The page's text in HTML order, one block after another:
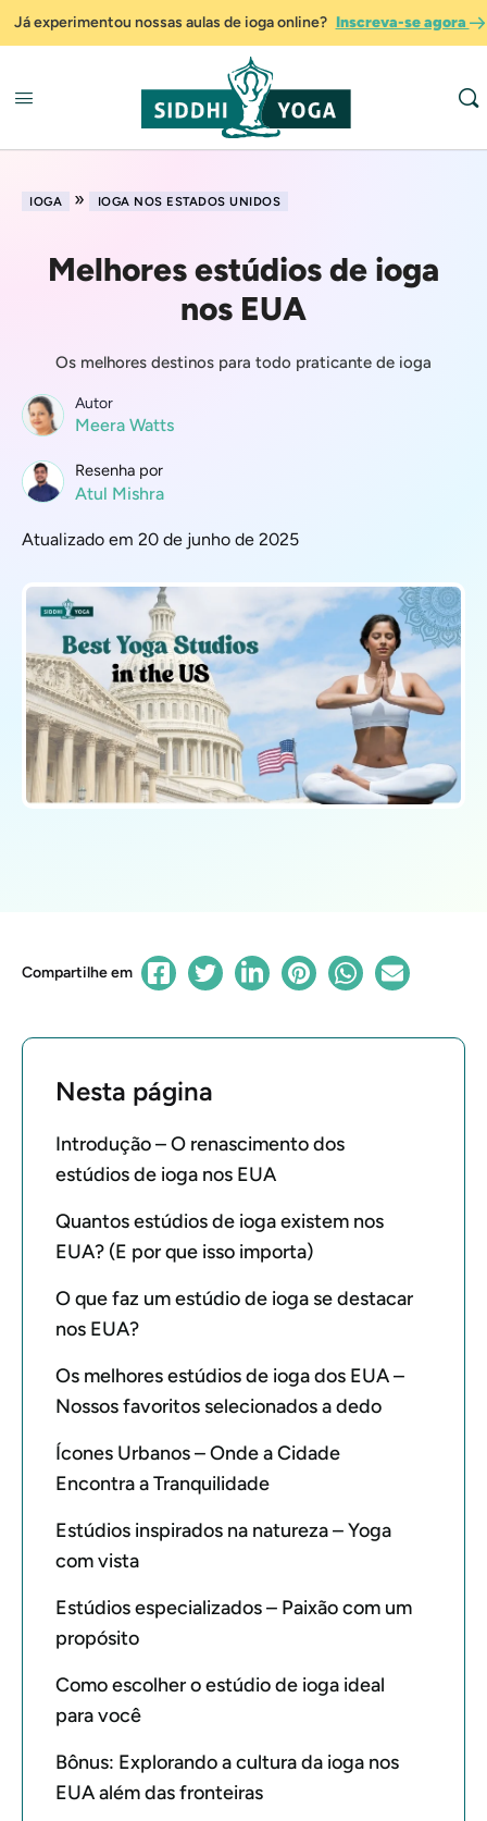
Já experimentou nossas aulas de ioga online? Inscreva-se agora
IOGA » IOGA NOS ESTADOS UNIDOS
Melhores estúdios de ioga
nos EUA
Os melhores destinos para todo praticante de ioga
Autor
Meera Watts
Resenha por
Atul Mishra
Atualizado em 20 de junho de 2025
Compartilhe em
Nesta página
Introdução – O renascimento dos
estúdios de ioga nos EUA
Quantos estúdios de ioga existem nos
EUA? (E por que isso importa)
O que faz um estúdio de ioga se destacar
nos EUA?
Os melhores estúdios de ioga dos EUA –
Nossos favoritos selecionados a dedo
Ícones Urbanos – Onde a Cidade
Encontra a Tranquilidade
Estúdios inspirados na natureza – Yoga
com vista
Estúdios especializados – Paixão com um
propósito
Como escolher o estúdio de ioga ideal
para você
Bônus: Explorando a cultura da ioga nos
EUA além das fronteiras